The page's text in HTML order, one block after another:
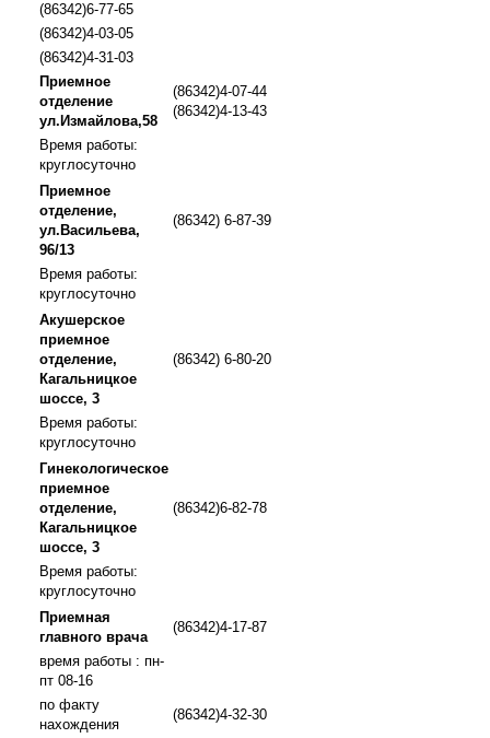
(86342)6-77-65
(86342)4-03-05
(86342)4-31-03
Приемное
отделение
ул.Измайлова,58
(86342)4-07-44
(86342)4-13-43
Время работы:
круглосуточно
Приемное
отделение,
ул.Васильева,
96/13
(86342) 6-87-39
Время работы:
круглосуточно
Акушерское
приемное
отделение,
Кагальницкое
шоссе, 3
(86342) 6-80-20
Время работы:
круглосуточно
Гинекологическое
приемное
отделение,
Кагальницкое
шоссе, 3
(86342)6-82-78
Время работы:
круглосуточно
Приемная
главного врача
(86342)4-17-87
время работы : пн-
пт 08-16
по факту
нахождения
(86342)4-32-30